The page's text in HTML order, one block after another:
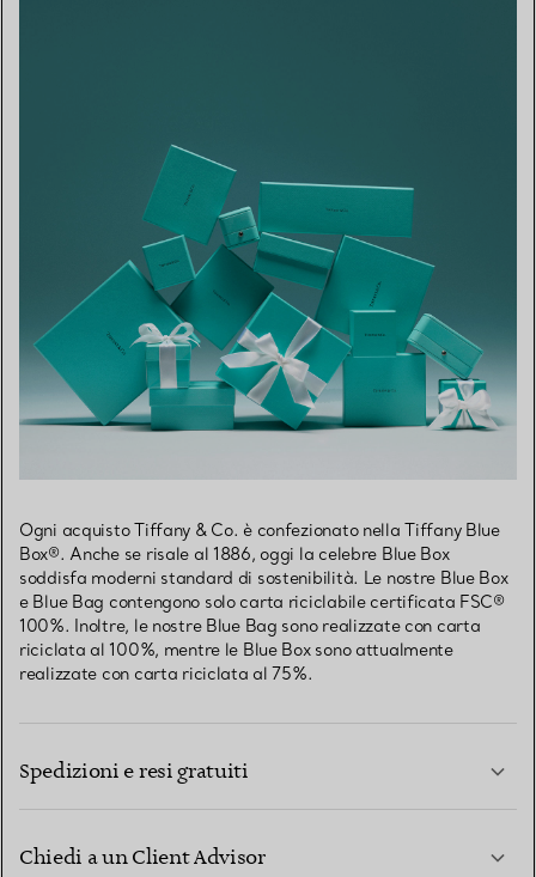
Ogni acquisto Tiffany & Co. è confezionato nella Tiffany Blue
Box®. Anche se risale al 1886, oggi la celebre Blue Box
soddisfa moderni standard di sostenibilità. Le nostre Blue Box
e Blue Bag contengono solo carta riciclabile certificata FSC®
100%. Inoltre, le nostre Blue Bag sono realizzate con carta
riciclata al 100%, mentre le Blue Box sono attualmente
realizzate con carta riciclata al 75%.
Spedizioni e resi gratuiti
Chiedi a un Client Advisor